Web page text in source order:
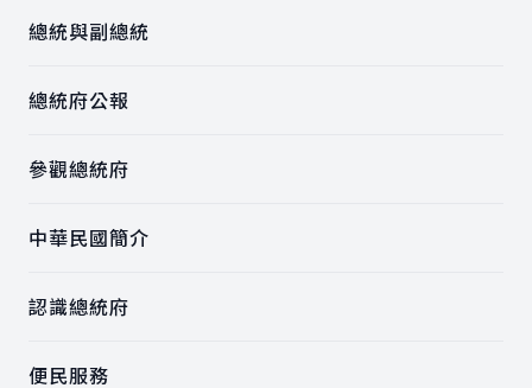
總統與副總統
總統府公報
參觀總統府
中華民國簡介
認識總統府
便民服務